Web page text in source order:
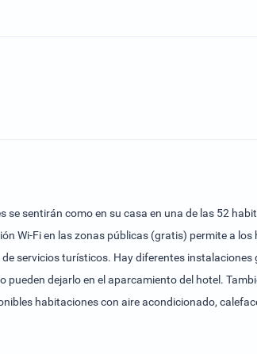
sentirán como en su casa en una de las 52
Wi-Fi en las zonas públicas (gratis) permite a los
servicios turísticos. Hay diferentes
dejarlo en el aparcamiento del hotel.
habitaciones con aire acondicionado,